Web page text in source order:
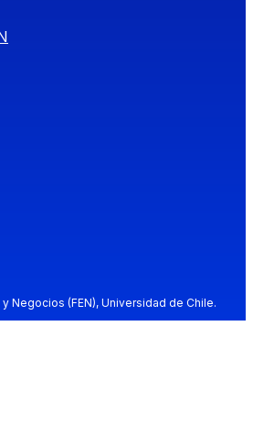
Negocios (FEN), Universidad de Chile.